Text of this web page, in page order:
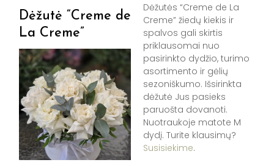
Dėžutė “Creme de
La Creme”
Dėžutės “Creme de La
Creme” žiedų kiekis ir
spalvos gali skirtis
priklausomai nuo
pasirinkto dydžio, turimo
asortimento ir gėlių
sezoniškumo. Išsirinkta
dėžutė Jus pasieks
paruošta dovanoti.
Nuotraukoje matote M
dydį. Turite klausimų?
Susisiekime.